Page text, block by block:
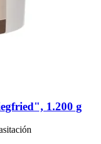
1.200 g